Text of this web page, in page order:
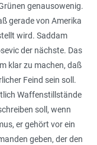
genausowenig.
gerade von Amerika
wird. Saddam
der nächste. Das
klar zu machen, daß
Feind sein soll.
Waffenstillstände
soll, wenn
er gehört vor ein
geben, der den